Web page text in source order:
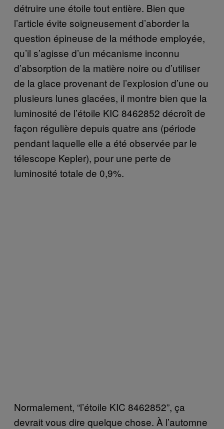
détruire une étoile tout entière. Bien que
l’article évite soigneusement d’aborder la
question épineuse de la méthode employée,
qu’il s’agisse d’un mécanisme inconnu
d’absorption de la matière noire ou d’utiliser
de la glace provenant de l’explosion d’une ou
plusieurs lunes glacées, il montre bien que la
luminosité de l’étoile KIC 8462852 décroît de
façon régulière depuis quatre ans (période
pendant laquelle elle a été observée par le
télescope Kepler), pour une perte de
luminosité totale de 0,9%.
Normalement, “l’étoile KIC 8462852”, ça
devrait vous dire quelque chose. À l’automne